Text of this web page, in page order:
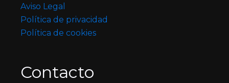
Aviso Legal
Política de privacidad
Política de cookies
Contacto